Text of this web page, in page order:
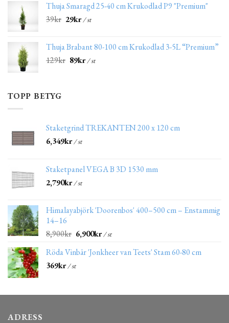
Thuja Smaragd 25-40 cm Krukodlad P9 "Premium"
39kr 29kr/ st
Thuja Brabant 80-100 cm Krukodlad 3-5L “Premium”
129kr 89kr/ st
TOPP BETYG
Staketgrind TREKANTEN 200 x 120 cm
6,349kr/ st
Staketpanel VEGA B 3D 1530 mm
2,790kr/ st
Himalayabjörk 'Doorenbos' 400–500 cm – Enstammig
14–16
8,900kr 6,900kr/ st
Röda Vinbär 'Jonkheer van Teets' Stam 60-80 cm
369kr/ st
ADRESS